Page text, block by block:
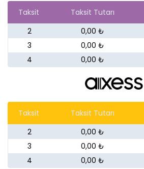
Taksit Taksit Tutarı
2
0,00 ₺
3
0,00 ₺
4
0,00 ₺
Taksit Taksit Tutarı
2
0,00 ₺
3
0,00 ₺
4
0,00 ₺